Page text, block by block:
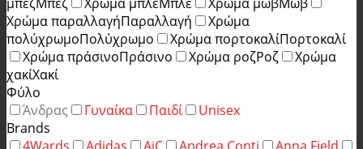
Χρώμα παραλλαγήΠαραλλαγή
Χρώμα
πολύχρωμοΠολύχρωμο Χρώμα πορτοκαλίΠορτοκαλί
Χρώμα πράσινοΠράσινο Χρώμα ροζΡοζ
Χρώμα
χακίΧακί
Φύλο
Άνδρας
Γυναίκα Παιδί
Unisex
Brands